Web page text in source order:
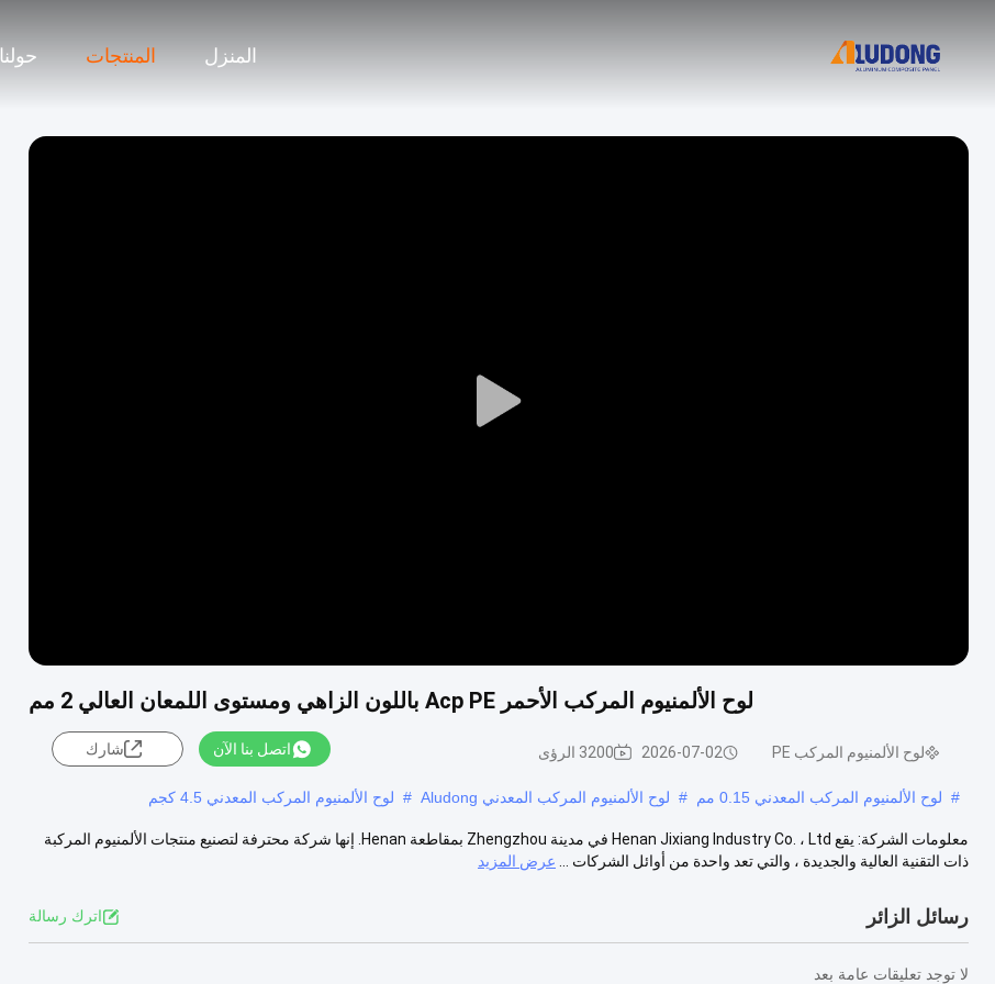
المنزل المنتجات حولنا
Play
لوح الألمنيوم المركب الأحمر Acp PE باللون الزاهي ومستوى اللمعان العالي 2 مم
لوح الألمنيوم المركب PE 2026-07-02 3200 الرؤى اتصل بنا الآن شارك
# لوح الألمنيوم المركب المعدني 0.15 مم # لوح الألمنيوم المركب المعدني Aludong # لوح الألمنيوم المركب المعدني 4.5 كجم
معلومات الشركة: يقع Henan Jixiang Industry Co. ، Ltd في مدينة Zhengzhou بمقاطعة Henan. إنها شركة محترفة لتصنيع منتجات الألمنيوم المركبة
ذات التقنية العالية والجديدة ، والتي تعد واحدة من أوائل الشركات ...
عرض المزيد
رسائل الزائر اترك رسالة
لا توجد تعليقات عامة بعد